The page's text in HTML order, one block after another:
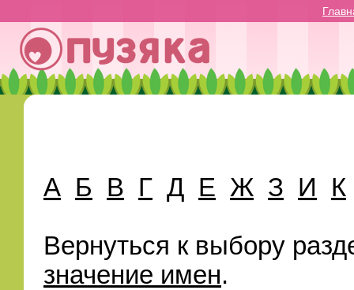
А Б В Г Д Е Ж З И К
Вернуться к выбору
значение имен.